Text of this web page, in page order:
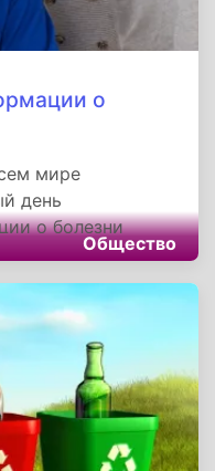
о
мире
день
о болезни
в 1994 году по
и поиском
Болезнь
в 1906 году
Общество